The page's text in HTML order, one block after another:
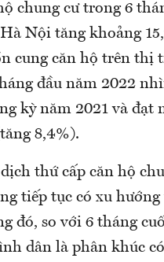
chung cư trong 6
Nội tăng khoảng
cung căn hộ trên thị
đầu năm 2022
kỳ năm 2021 và đạt
8,4%).
thứ cấp căn hộ
tiếp tục có xu hướng
đó, so với 6 tháng
dân là phân khúc